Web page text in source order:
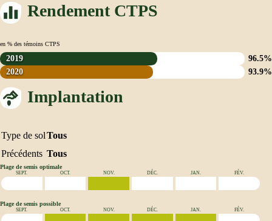
Rendement CTPS
en % des témoins CTPS
2019
96.5%
2020
93.9%
Implantation
Type de solTous
Précédents Tous
Plage de semis optimale
SEPT. OCT. NOV. DÉC. JAN. FÉV.
Plage de semis possible
SEPT. OCT. NOV. DÉC. JAN. FÉV.